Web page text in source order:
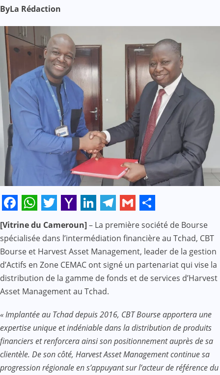
ByLa Rédaction
Facebook
WhatsApp
Twitter
Yahoo
Mail
LinkedIn
Telegram
GmailShare
[Vitrine du Cameroun]– La première société de Bourse
spécialisée dans l’intermédiation financière au Tchad, CBT
Bourse et Harvest Asset Management, leader de la gestion
d’Actifs en Zone CEMAC ont signé un partenariat qui vise la
distribution de la gamme de fonds et de services d’Harvest
Asset Management au Tchad.
« Implantée au Tchad depuis 2016, CBT Bourse apportera une
expertise unique et indéniable dans la distribution de produits
financiers et renforcera ainsi son positionnement auprès de sa
clientèle. De son côté, Harvest Asset Management continue sa
progression régionale en s’appuyant sur l’acteur de référence du